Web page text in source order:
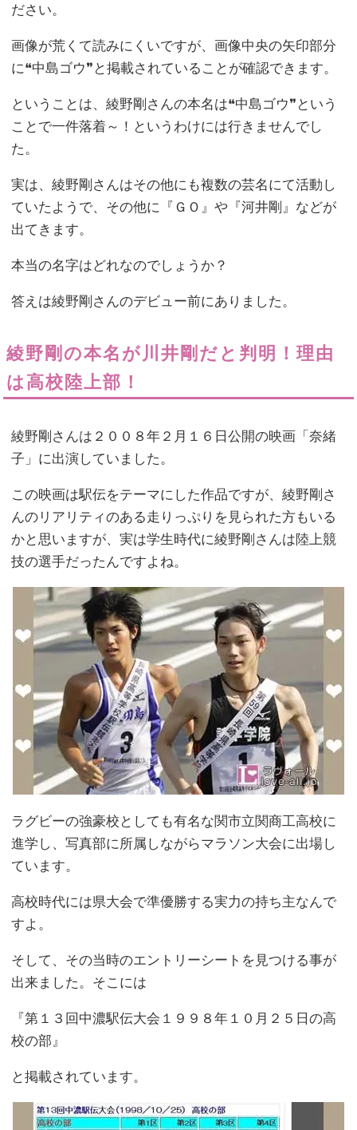
ださい。
画像が荒くて読みにくいですが、画像中央の矢印部分
に❝中島ゴウ❞と掲載されていることが確認できます。
ということは、綾野剛さんの本名は❝中島ゴウ❞という
ことで一件落着～！というわけには行きませんでし
た。
実は、綾野剛さんはその他にも複数の芸名にて活動し
ていたようで、その他に『ＧＯ』や『河井剛』などが
出てきます。
本当の名字はどれなのでしょうか？
答えは綾野剛さんのデビュー前にありました。
綾野剛の本名が川井剛だと判明！理由
は高校陸上部！
綾野剛さんは２００８年２月１６日公開の映画「奈緒
子」に出演していました。
この映画は駅伝をテーマにした作品ですが、綾野剛さ
んのリアリティのある走りっぷりを見られた方もいる
かと思いますが、実は学生時代に綾野剛さんは陸上競
技の選手だったんですよね。
ラグビーの強豪校としても有名な関市立関商工高校に
進学し、写真部に所属しながらマラソン大会に出場し
ています。
高校時代には県大会で準優勝する実力の持ち主なんで
すよ。
そして、その当時のエントリーシートを見つける事が
出来ました。そこには
『第１３回中濃駅伝大会１９９８年１０月２５日の高
校の部』
と掲載されています。